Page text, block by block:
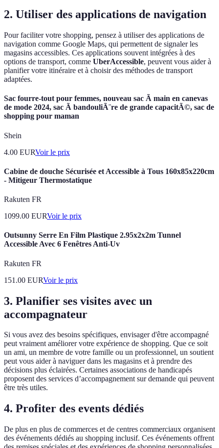
2. Utiliser des applications de navigation
Pour faciliter votre shopping, pensez à utiliser des applications de
navigation comme Google Maps, qui permettent de signaler les
magasins accessibles. Ces applications souvent intégrées à des
options de transport, comme UberAccessible, peuvent vous aider à
planifier votre itinéraire et à choisir des méthodes de transport
adaptées.
Sac fourre-tout pour femmes, nouveau sac Ã main en canevas
de mode 2024, sac Ã bandouliÃ¨re de grande capacitÃ©, sac de
shopping pour maman
Shein
4.00 EURVoir le prix
Cabine de douche Sécurisée et Accessible à Tous 160x85x220cm
- Mitigeur Thermostatique
Rakuten FR
1099.00 EURVoir le prix
Outsunny Serre En Film Plastique 2.95x2x2m Tunnel
Accessible Avec 6 Fenêtres Anti-Uv
Rakuten FR
151.00 EURVoir le prix
3. Planifier ses visites avec un
accompagnateur
Si vous avez des besoins spécifiques, envisager d'être accompagné
peut vraiment améliorer votre expérience de shopping. Que ce soit
un ami, un membre de votre famille ou un professionnel, un soutient
peut vous aider à naviguer dans les magasins et à prendre des
décisions plus éclairées. Certaines associations de handicapés
proposent des services d’accompagnement sur demande qui peuvent
être très utiles.
4. Profiter des events dédiés
De plus en plus de commerces et de centres commerciaux organisent
des événements dédiés au shopping inclusif. Ces événements offrent